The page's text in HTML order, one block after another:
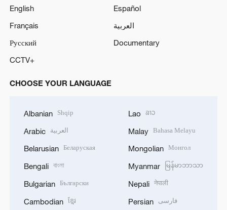
English
Español
Français
العربية
Русский
Documentary
CCTV+
CHOOSE YOUR LANGUAGE
Albanian Shqip
Arabic العربية
Belarusian Беларуская
Bengali বাংলা
Bulgarian Български
Cambodian ខ្មែរ
Lao ລາວ
Malay Bahasa Melayu
Mongolian Монгол
Myanmar မြန်မာဘာသာ
Nepali नेपाली
Persian فارسی